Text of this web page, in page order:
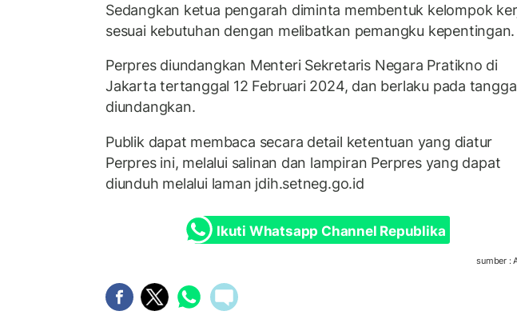
Sedangkan ketua pengarah diminta membentuk kelompok
sesuai kebutuhan dengan melibatkan pemangku kepentingan.
Perpres diundangkan Menteri Sekretaris Negara Pratikno di
Jakarta tertanggal 12 Februari 2024, dan berlaku pada
diundangkan.
Publik dapat membaca secara detail ketentuan yang diatur
Perpres ini, melalui salinan dan lampiran Perpres yang dapat
diunduh melalui laman jdih.setneg.go.id
Ikuti Whatsapp Channel Republika
sumber :